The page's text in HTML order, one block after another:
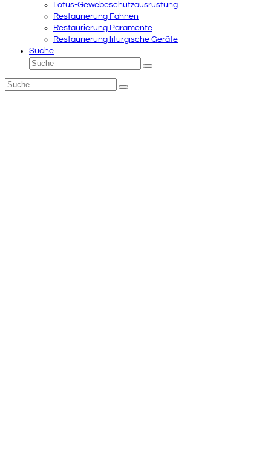
Lotus-Gewebeschutzausrüstung
Restaurierung Fahnen
Restaurierung Paramente
Restaurierung liturgische Geräte
Suche
Suche
Senden
Suche
Senden